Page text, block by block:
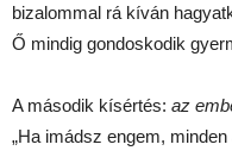
bizalommal rá kíván
Ő mindig gondoskodik
A második kísértés: az
„Ha imádsz engem,